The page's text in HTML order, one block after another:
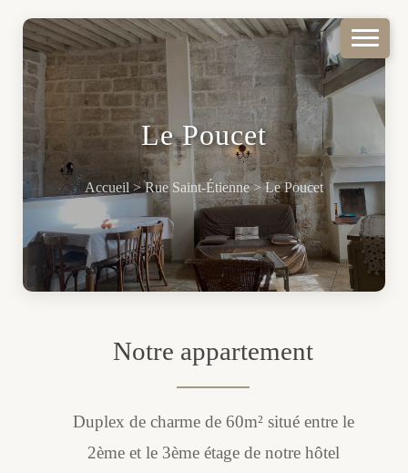
Le Poucet
Accueil > Rue Saint-Étienne > Le Poucet
Notre appartement
Duplex de charme de 60m² situé entre le
2ème et le 3ème étage de notre hôtel